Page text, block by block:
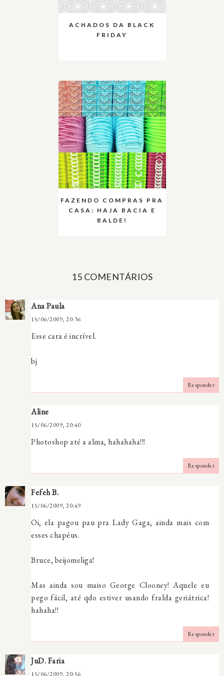
ACHADOS DA BLACK
FRIDAY
FAZENDO COMPRAS PRA
CASA: HAJA BACIA E
BALDE!
15 COMENTÁRIOS
Ana Paula
15/06/2009, 20:36
Esse cara é incrível.
bj
Responder
Aline
15/06/2009, 20:40
Photoshop até a alma, hahahaha!!!
Responder
Fefeh B.
15/06/2009, 20:49
Oi, ela pagou pau pra Lady Gaga, ainda mais com
esses chapéus.
Bruce, beijomeliga!
Mas ainda sou maiso George Clooney! Aquele eu
pego fácil, até qdo estiver usando fralda geriátrica!
hahaha!!
Responder
JuD. Faria
15/06/2009, 20:56